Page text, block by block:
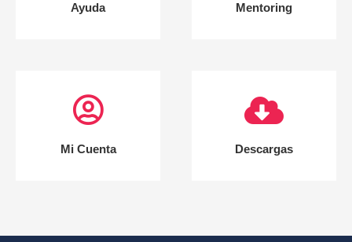
Ayuda Mentoring
Mi Cuenta Descargas